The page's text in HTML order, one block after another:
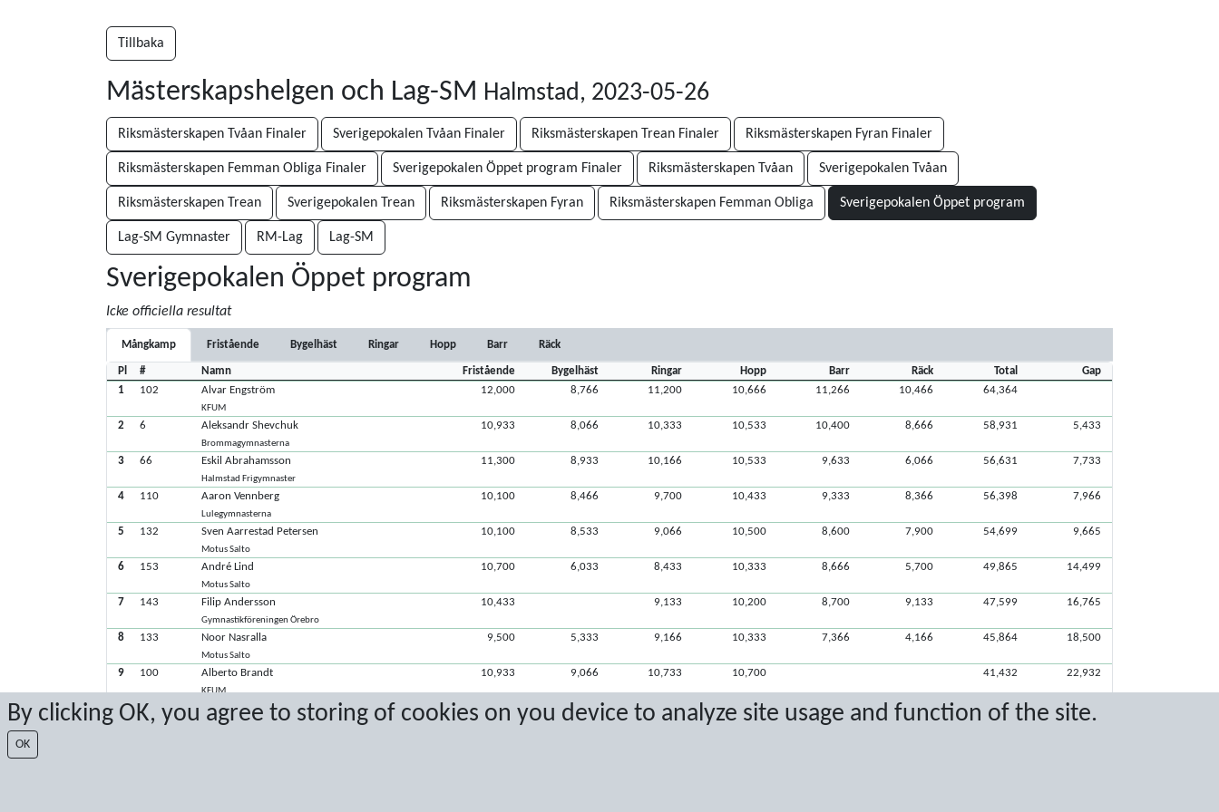
By clicking OK, you agree to storing of cookies on you device to analyze site usage and function of the site.
OK
Tillbaka
Mästerskapshelgen och Lag-SM Halmstad, 2023-05-26
Riksmästerskapen Tvåan Finaler Sverigepokalen Tvåan Finaler Riksmästerskapen Trean Finaler Riksmästerskapen Fyran Finaler
Riksmästerskapen Femman Obliga Finaler Sverigepokalen Öppet program Finaler Riksmästerskapen Tvåan Sverigepokalen Tvåan
Riksmästerskapen Trean Sverigepokalen Trean Riksmästerskapen Fyran Riksmästerskapen Femman Obliga Sverigepokalen Öppet program
Lag-SM Gymnaster RM-Lag Lag-SM
Sverigepokalen Öppet program
Icke officiella resultat
Mångkamp Fristående Bygelhäst Ringar Hopp Barr Räck
Pl # Namn Fristående Bygelhäst Ringar Hopp Barr Räck Total
Gap
1
102 Alvar Engström
KFUM
12,000 8,766 11,200 10,666 11,266 10,466 64,364
2 6 Aleksandr Shevchuk
Brommagymnasterna
10,933 8,066 10,333 10,533 10,400 8,666 58,931 5,433
3 66 Eskil Abrahamsson
Halmstad Frigymnaster
11,300 8,933 10,166 10,533 9,633 6,066 56,631 7,733
4 110 Aaron Vennberg
Lulegymnasterna
10,100 8,466 9,700 10,433 9,333 8,366 56,398 7,966
5 132 Sven Aarrestad Petersen
Motus Salto
10,100 8,533 9,066 10,500 8,600 7,900 54,699 9,665
6 153 André Lind
Motus Salto
10,700 6,033 8,433 10,333 8,666 5,700 49,865 14,499
7 143 Filip Andersson
Gymnastikföreningen Örebro
10,433 9,133 10,200 8,700 9,133 47,599 16,765
8 133 Noor Nasralla
Motus Salto
9,500 5,333 9,166 10,333 7,366 4,166 45,864 18,500
9 100 Alberto Brandt
KFUM
10,933 9,066 10,733 10,700 41,432 22,932
10 111 Levi Boltemo
Lulegymnasterna
8,466 10,766 10,200 9,333 38,765 25,599